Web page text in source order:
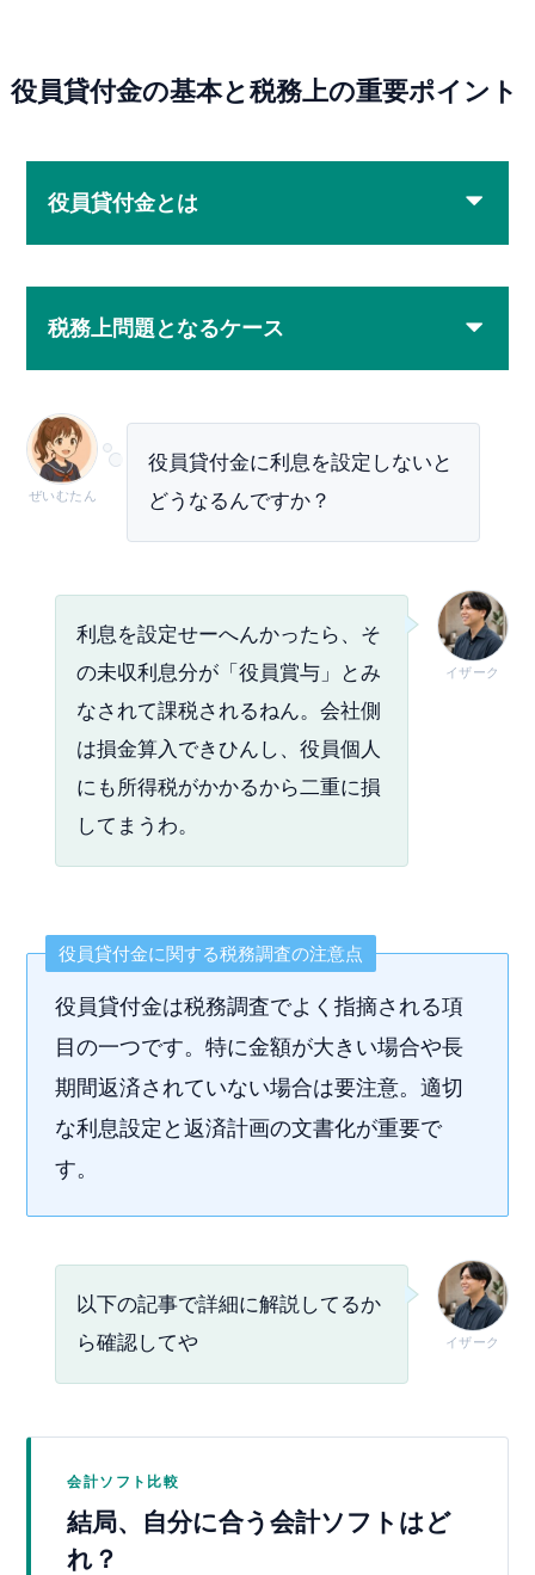
役員貸付金の基本と税務上の重要ポイント
役員貸付金とは
税務上問題となるケース
ぜいむたん
役員貸付金に利息を設定しないと
どうなるんですか？
イザーク
利息を設定せーへんかったら、そ
の未収利息分が「役員賞与」とみ
なされて課税されるねん。会社側
は損金算入できひんし、役員個人
にも所得税がかかるから二重に損
してまうわ。
役員貸付金に関する税務調査の注意点
役員貸付金は税務調査でよく指摘される項
目の一つです。特に金額が大きい場合や長
期間返済されていない場合は要注意。適切
な利息設定と返済計画の文書化が重要で
す。
イザーク
以下の記事で詳細に解説してるか
ら確認してや
会計ソフト比較
結局、自分に合う会計ソフトはど
れ？